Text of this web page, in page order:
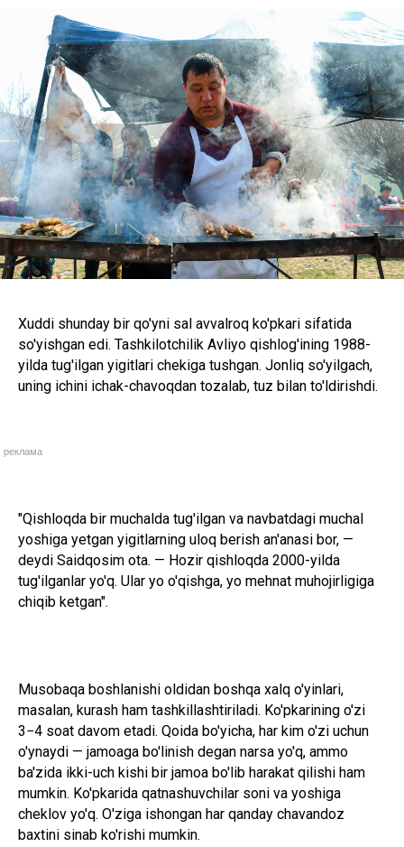
Xuddi shunday bir qo'yni sal avvalroq ko'pkari sifatida
so'yishgan edi. Tashkilotchilik Avliyo qishlog'ining 1988-
yilda tug'ilgan yigitlari chekiga tushgan. Jonliq so'yilgach,
uning ichini ichak-chavoqdan tozalab, tuz bilan to'ldirishdi.
реклама
"Qishloqda bir muchalda tug'ilgan va navbatdagi muchal
yoshiga yetgan yigitlarning uloq berish an'anasi bor, —
deydi Saidqosim ota. — Hozir qishloqda 2000-yilda
tug'ilganlar yo'q. Ular yo o'qishga, yo mehnat muhojirligiga
chiqib ketgan".
Musobaqa boshlanishi oldidan boshqa xalq o'yinlari,
masalan, kurash ham tashkillashtiriladi. Ko'pkarining o'zi
3−4 soat davom etadi. Qoida bo'yicha, har kim o'zi uchun
o'ynaydi — jamoaga bo'linish degan narsa yo'q, ammo
ba'zida ikki-uch kishi bir jamoa bo'lib harakat qilishi ham
mumkin. Ko'pkarida qatnashuvchilar soni va yoshiga
cheklov yo'q. O'ziga ishongan har qanday chavandoz
baxtini sinab ko'rishi mumkin.